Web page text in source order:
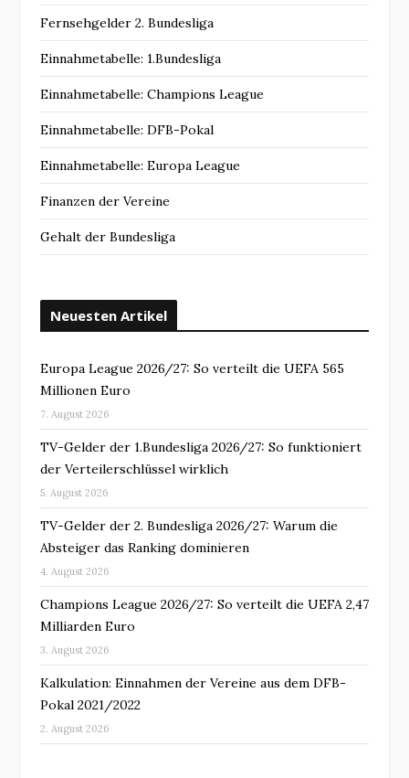
Fernsehgelder 2. Bundesliga
Einnahmetabelle: 1.Bundesliga
Einnahmetabelle: Champions League
Einnahmetabelle: DFB-Pokal
Einnahmetabelle: Europa League
Finanzen der Vereine
Gehalt der Bundesliga
Neuesten Artikel
Europa League 2026/27: So verteilt die UEFA 565
Millionen Euro
7. August 2026
TV-Gelder der 1.Bundesliga 2026/27: So funktioniert
der Verteilerschlüssel wirklich
5. August 2026
TV-Gelder der 2. Bundesliga 2026/27: Warum die
Absteiger das Ranking dominieren
4. August 2026
Champions League 2026/27: So verteilt die UEFA 2,47
Milliarden Euro
3. August 2026
Kalkulation: Einnahmen der Vereine aus dem DFB-
Pokal 2021/2022
2. August 2026